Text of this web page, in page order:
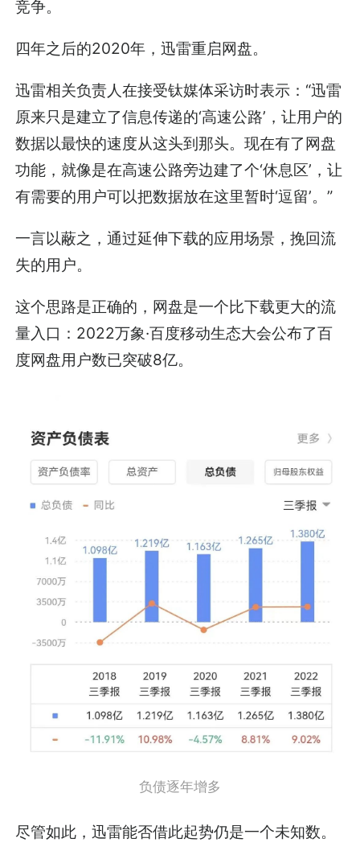
竞争。
四年之后的2020年，迅雷重启网盘。
迅雷相关负责人在接受钛媒体采访时表示：“迅雷
原来只是建立了信息传递的‘高速公路’，让用户的
数据以最快的速度从这头到那头。现在有了网盘
功能，就像是在高速公路旁边建了个‘休息区’，让
有需要的用户可以把数据放在这里暂时‘逗留’。”
一言以蔽之，通过延伸下载的应用场景，挽回流
失的用户。
这个思路是正确的，网盘是一个比下载更大的流
量入口：2022万象·百度移动生态大会公布了百
度网盘用户数已突破8亿。
负债逐年增多
尽管如此，迅雷能否借此起势仍是一个未知数。